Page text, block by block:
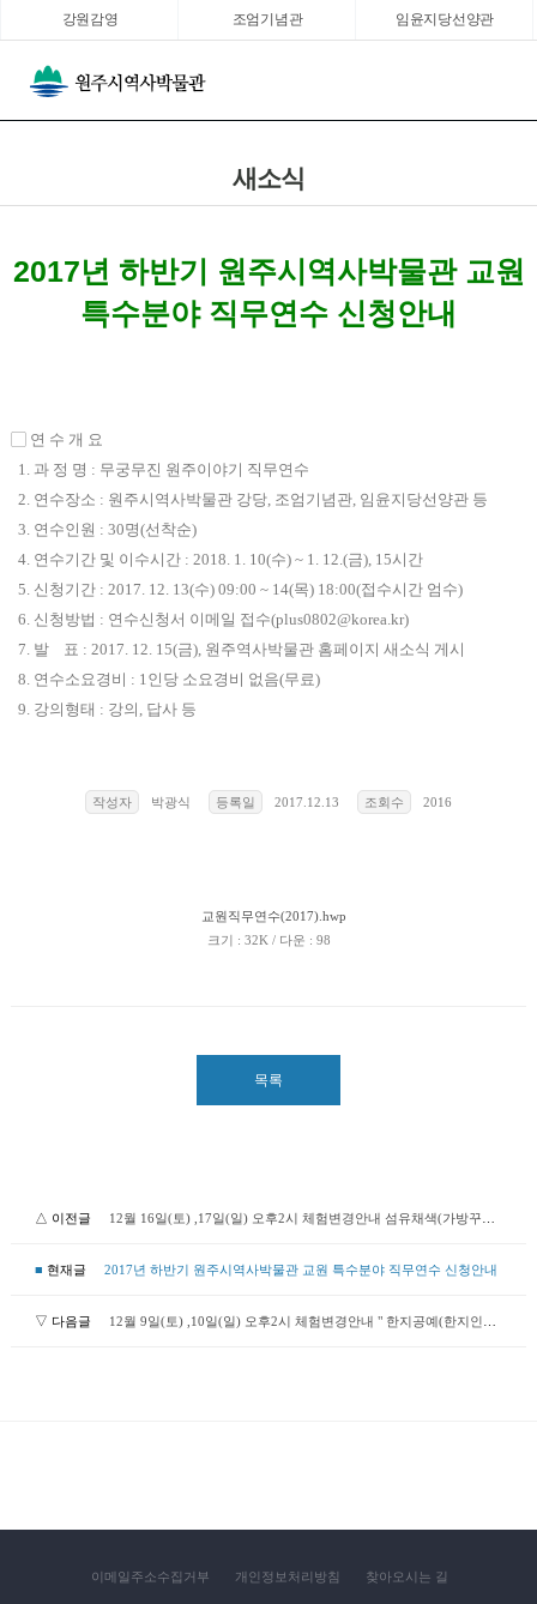
강원감영 조엄기념관 임윤지당선양관
새소식
2017년 하반기 원주시역사박물관 교원
특수분야 직무연수 신청안내
▢ 연 수 개 요
1. 과 정 명 : 무궁무진 원주이야기 직무연수
2. 연수장소 : 원주시역사박물관 강당, 조엄기념관, 임윤지당선양관 등
3. 연수인원 : 30명(선착순)
4. 연수기간 및 이수시간 : 2018. 1. 10(수) ~ 1. 12.(금), 15시간
5. 신청기간 : 2017. 12. 13(수) 09:00 ~ 14(목) 18:00(접수시간 엄수)
6. 신청방법 : 연수신청서 이메일 접수(plus0802@korea.kr)
7. 발 표 : 2017. 12. 15(금), 원주역사박물관 홈페이지 새소식 게시
8. 연수소요경비 : 1인당 소요경비 없음(무료)
9. 강의형태 : 강의, 답사 등
작성자 박광식 등록일 2017.12.13 조회수 2016
교원직무연수(2017).hwp
크기 : 32K / 다운 : 98
목록
△ 이전글 12월 16일(토) ,17일(일) 오후2시 체험변경안내 섬유채색(가방꾸미기)체험ㅡ> 한지공예(한지인..
■ 현재글 2017년 하반기 원주시역사박물관 교원 특수분야 직무연수 신청안내
▽ 다음글 12월 9일(토) ,10일(일) 오후2시 체험변경안내 " 한지공예(한지인형만들기)체험ㅡㅡ>섬유채색(..
이메일주소수집거부 개인정보처리방침 찾아오시는 길